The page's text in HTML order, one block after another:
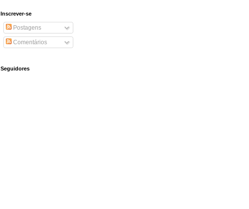
Inscrever-se
Postagens
Comentários
Seguidores